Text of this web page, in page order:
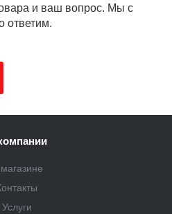
и ваш вопрос. Мы с
ответим.
Услуги